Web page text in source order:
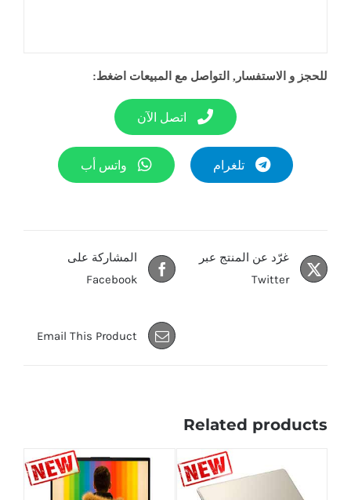
للحجز و الاستفسار, التواصل مع المبيعات اضغط:
اتصل الآن
تلغرام واتس أب
المشاركة على
Facebook
غرّد عن المنتج عبر
Twitter
Email This Product
Related products